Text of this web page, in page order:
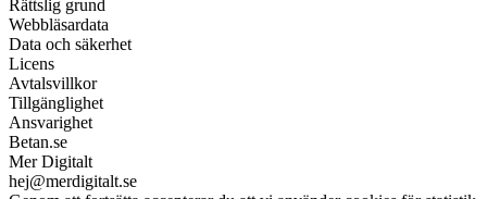
Rättslig grund
Webbläsardata
Data och säkerhet
Licens
Avtalsvillkor
Tillgänglighet
Ansvarighet
Betan.se
Mer Digitalt
hej@merdigitalt.se